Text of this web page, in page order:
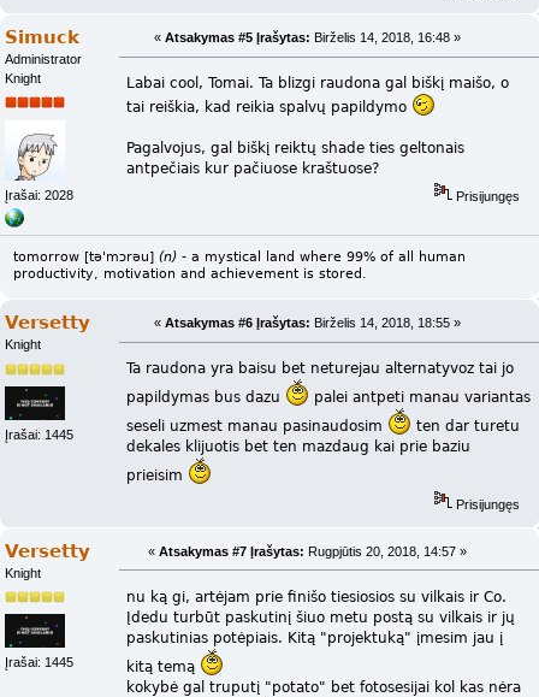
Simuck
Administrator
Knight
Įrašai: 2028
« Atsakymas #5 Įrašytas: Birželis 14, 2018, 16:48 »
Labai cool, Tomai. Ta blizgi raudona gal biškį maišo, o
tai reiškia, kad reikia spalvų papildymo
Pagalvojus, gal biškį reiktų shade ties geltonais
antpečiais kur pačiuose kraštuose?
Prisijungęs
tomorrow [tə'mɔrəu] (n)- a mystical land where 99% of all human
productivity, motivation and achievement is stored.
Versetty
Knight
Įrašai: 1445
« Atsakymas #6 Įrašytas: Birželis 14, 2018, 18:55 »
Ta raudona yra baisu bet neturejau alternatyvoz tai jo
papildymas bus dazu
palei antpeti manau variantas
seseli uzmest manau pasinaudosim
ten dar turetu
dekales klijuotis bet ten mazdaug kai prie baziu
prieisim
Prisijungęs
Versetty
Knight
Įrašai: 1445
« Atsakymas #7 Įrašytas: Rugpjūtis 20, 2018, 14:57 »
nu ką gi, artėjam prie finišo tiesiosios su vilkais ir Co.
Įdedu turbūt paskutinį šiuo metu postą su vilkais ir jų
paskutinias potėpiais. Kitą "projektuką" įmesim jau į
kitą temą
kokybė gal truputį "potato" bet fotosesijai kol kas nėra